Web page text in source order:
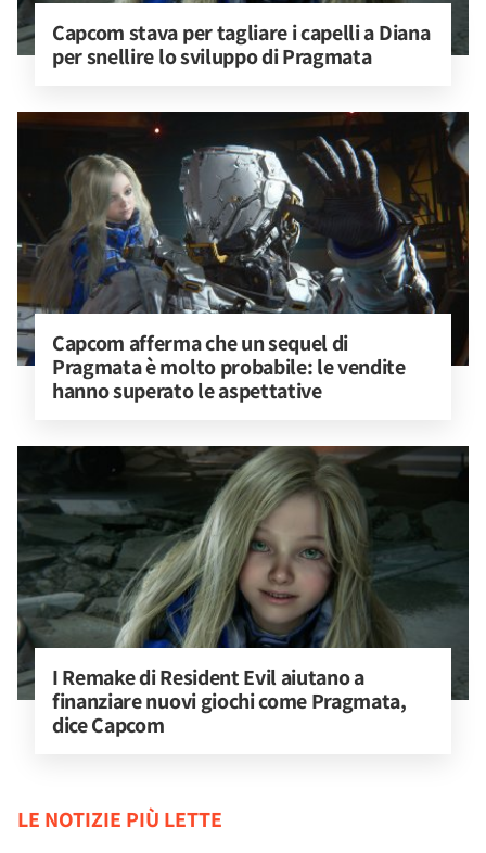
Capcom stava per tagliare i capelli a Diana
per snellire lo sviluppo di Pragmata
Capcom afferma che un sequel di
Pragmata è molto probabile: le vendite
hanno superato le aspettative
I Remake di Resident Evil aiutano a
finanziare nuovi giochi come Pragmata,
dice Capcom
LE NOTIZIE PIÙ LETTE